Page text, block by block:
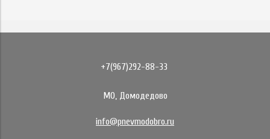
+7(967)292-88-33
МО, Домодедово
info@pnevmodobro.ru